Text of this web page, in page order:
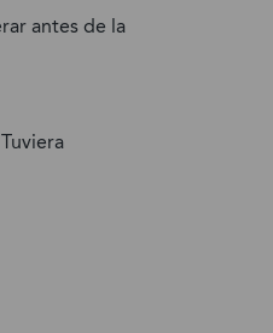
antes de la